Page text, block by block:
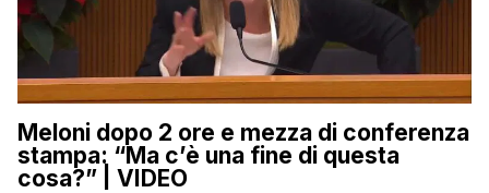
Meloni dopo 2 ore e mezza di conferenza
stampa: “Ma c’è una fine di questa
cosa?” | VIDEO